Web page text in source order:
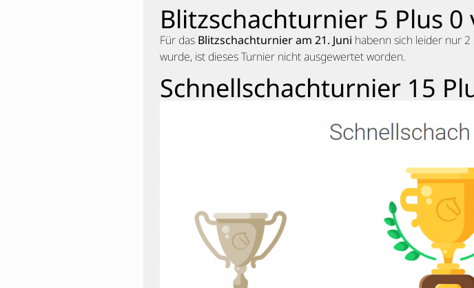
Blitzschachturnier 5 Plus 0
Für das Blitzschachturnier am 21. Juni habenn sich leider nur
wurde, ist dieses Turnier nicht ausgewertet worden.
Schnellschachturnier 15